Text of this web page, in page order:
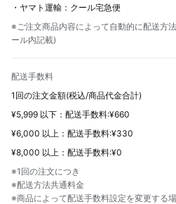
・ヤマト運輸：クール宅急便
※ご注文商品内容によって自動的に配送方
ール内記載)
配送手数料
1回の注文金額(税込/商品代金合計)
¥5,999 以下：配送手数料:¥660
¥6,000 以上：配送手数料:¥330
¥8,000 以上：配送手数料:¥0
※1回の注文につき
※配送方法共通料金
※商品によって配送手数料設定を変更する